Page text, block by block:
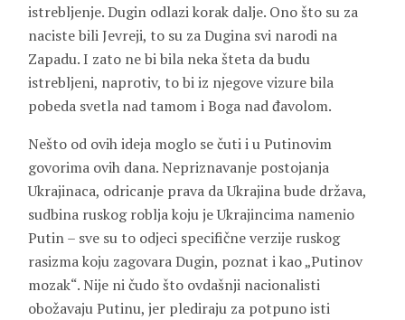
istrebljenje. Dugin odlazi korak dalje. Ono što su za
naciste bili Jevreji, to su za Dugina svi narodi na
Zapadu. I zato ne bi bila neka šteta da budu
istrebljeni, naprotiv, to bi iz njegove vizure bila
pobeda svetla nad tamom i Boga nad đavolom.
Nešto od ovih ideja moglo se čuti i u Putinovim
govorima ovih dana. Nepriznavanje postojanja
Ukrajinaca, odricanje prava da Ukrajina bude država,
sudbina ruskog roblja koju je Ukrajincima namenio
Putin – sve su to odjeci specifične verzije ruskog
rasizma koju zagovara Dugin, poznat i kao „Putinov
mozak“. Nije ni čudo što ovdašnji nacionalisti
obožavaju Putinu, jer plediraju za potpuno isti